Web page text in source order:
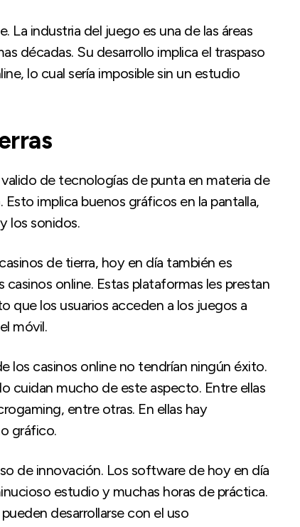
La industria del juego es una de las áreas
décadas. Su desarrollo implica el traspaso
lo cual sería imposible sin un estudio
de tecnologías de punta en materia de
implica buenos gráficos en la pantalla,
los sonidos.
de tierra, hoy en día también es
casinos online. Estas plataformas les prestan
que los usuarios acceden a los juegos a
móvil.
los casinos online no tendrían ningún éxito.
cuidan mucho de este aspecto. Entre ellas
entre otras. En ellas hay
gráfico.
de innovación. Los software de hoy en día
estudio y muchas horas de práctica.
desarrollarse con el uso